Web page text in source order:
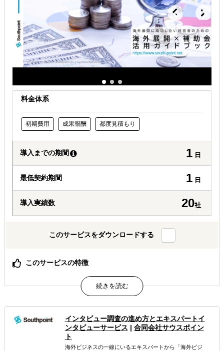
自社事業に最適な進出形態を知りたい
自社商材に最適な販売方法を知りたい
料金体系
初期費用 成果報酬 都度見積もり
導入までの期間 1 日
最低契約期間 1 日
導入実績数 20社
このサービスをダウンロードする
このサービスの特徴
「海外展開×補助金×事業化」、補助金や制度を活用して海
外展開を成功させます
国家資格者を中心としたプロの支援者集団、「補助金取れ
たらさようなら」のブローカーではありません
採択可能性と事業化にこだわった補助金申請支援、採択後
もしっかりサポート
属するジャンル
インタビュー調査の進め方とエキスパートイ
ンタビューサービス | 合同会社サウスポイン
ト
海外ビジネスの一線にいるエキスパートから 「海外ビジ